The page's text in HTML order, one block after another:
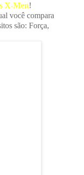
X-Men!
você compara
são: Força,